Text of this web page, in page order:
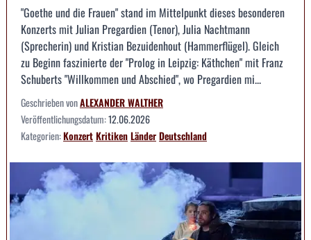
"Goethe und die Frauen" stand im Mittelpunkt dieses besonderen
Konzerts mit Julian Pregardien (Tenor), Julia Nachtmann
(Sprecherin) und Kristian Bezuidenhout (Hammerflügel). Gleich
zu Beginn faszinierte der "Prolog in Leipzig: Käthchen" mit Franz
Schuberts "Willkommen und Abschied", wo Pregardien mi...
Geschrieben vonALEXANDER WALTHER
Veröffentlichungsdatum:12.06.2026
Kategorien:KonzertKritikenLänderDeutschland